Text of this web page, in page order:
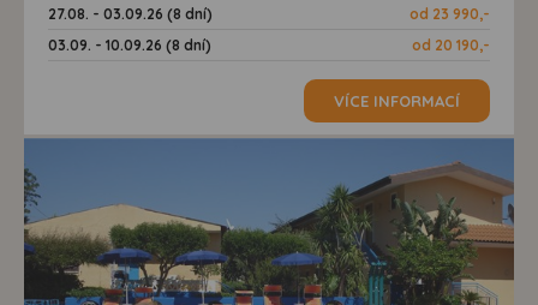
27.08. - 03.09.26 (8 dní)
od 23 990,-
03.09. - 10.09.26 (8 dní)
od 20 190,-
VÍCE INFORMACÍ